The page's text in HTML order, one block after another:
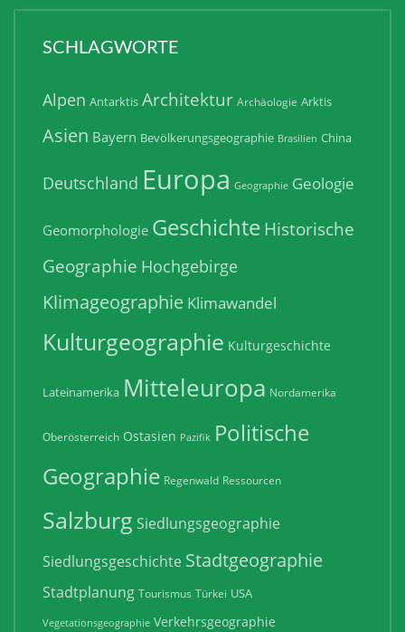
SCHLAGWORTE
Alpen Antarktis Architektur Archäologie Arktis
Asien Bayern Bevölkerungsgeographie Brasilien China
Deutschland Europa Geographie Geologie
Geomorphologie GeschichteHistorische
Geographie Hochgebirge
Klimageographie Klimawandel
Kulturgeographie Kulturgeschichte
Lateinamerika Mitteleuropa Nordamerika
Oberösterreich Ostasien Pazifik Politische
Geographie Regenwald Ressourcen
Salzburg Siedlungsgeographie
Siedlungsgeschichte Stadtgeographie
Stadtplanung Tourismus Türkei USA
Vegetationsgeographie Verkehrsgeographie